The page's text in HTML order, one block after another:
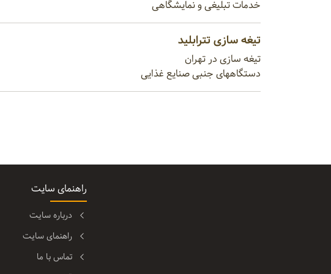
خدمات تبلیغی و نمایشگاهی
تیغه سازی تترابلید
تیغه سازی در تهران
دستگاههای جنبی صنایع غذایی
راهنمای سایت
درباره سایت
راهنمای سایت
تماس با ما